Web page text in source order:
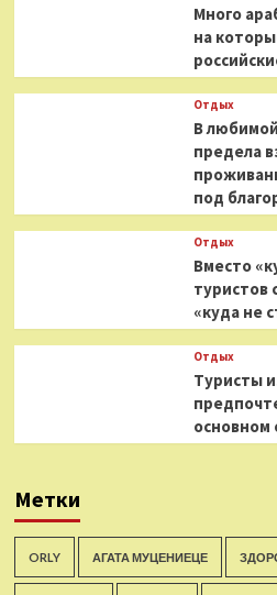
Много
на
Отдых
В
предела
под
Отдых
Вместо
туристов
«куда не
Отдых
Туристы
Метки
ORLY АГАТА МУЦЕНИЕЦЕ